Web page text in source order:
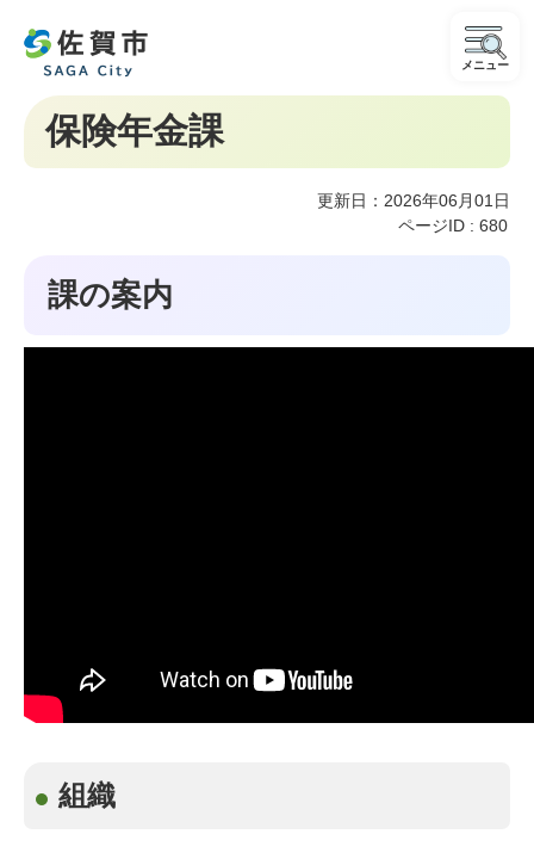
メニュー
保険年金課
更新日：2026年06月01日
ページID : 680
課の案内
組織